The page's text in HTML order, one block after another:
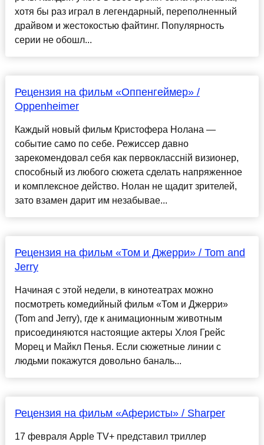
хотя бы раз играл в легендарный, переполненный
драйвом и жестокостью файтинг. Популярность
серии не обошл...
Рецензия на фильм «Оппенгеймер» /
Oppenheimer
Каждый новый фильм Кристофера Нолана —
событие само по себе. Режиссер давно
зарекомендовал себя как первоклассній визионер,
способный из любого сюжета сделать напряженное
и комплексное действо. Нолан не щадит зрителей,
зато взамен дарит им незабывае...
Рецензия на фильм «Том и Джерри» / Tom and
Jerry
Начиная с этой недели, в кинотеатрах можно
посмотреть комедийный фильм «Том и Джерри»
(Tom and Jerry), где к анимационным животным
присоединяются настоящие актеры Хлоя Грейс
Морец и Майкл Пенья. Если сюжетные линии с
людьми покажутся довольно баналь...
Рецензия на фильм «Аферисты» / Sharper
17 февраля Apple TV+ представил триллер